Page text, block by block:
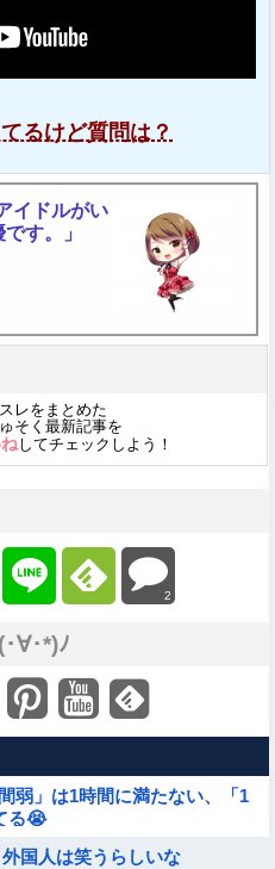
るけど質問は？
イドルがい
す。」
レをまとめた
そく最新記事を
してチェックしよう！
2
∀･*)ﾉ
弱」は1時間に満たない、「1
る😭
国人は笑うらしいな